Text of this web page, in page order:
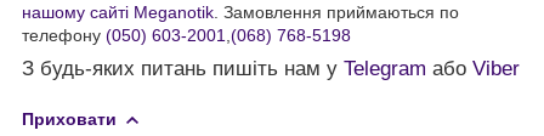
нашому сайті Meganotik . Замовлення приймаються по
телефону (050) 603-2001 (068) 768-5198
З будь-яких питань пишіть нам у Telegram або Viber
Приховати